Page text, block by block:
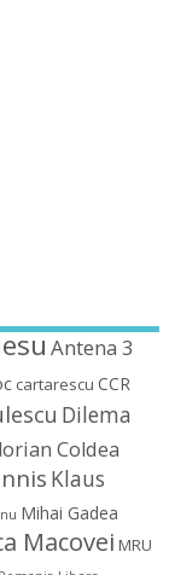
Antena 3
cartarescu CCR
Dilema
Coldea
Klaus
Mihai Gadea
Macovei MRU